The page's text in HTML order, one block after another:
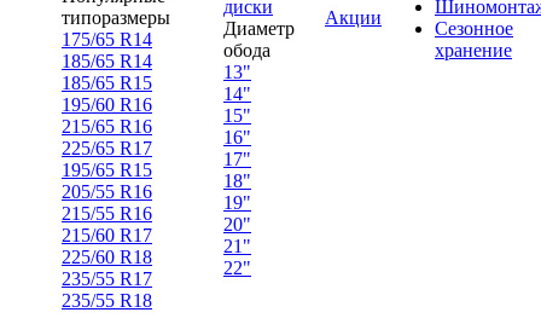
типоразмеры
175/65 R14
185/65 R14
185/65 R15
195/60 R16
215/65 R16
225/65 R17
195/65 R15
205/55 R16
215/55 R16
215/60 R17
225/60 R18
235/55 R17
235/55 R18
диски
Диаметр
обода
13"
14"
15"
16"
17"
18"
19"
20"
21"
22"
Акции
Сезонное
хранение